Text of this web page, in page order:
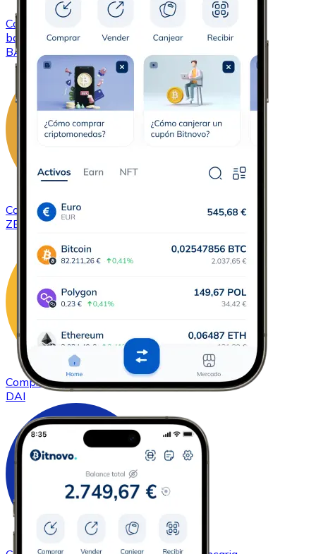
Comprar
bancaria
BAT
ComprarZCash
con transferencia bancaria
ZEC
ComprarDAIcon transferencia bancaria
DAI